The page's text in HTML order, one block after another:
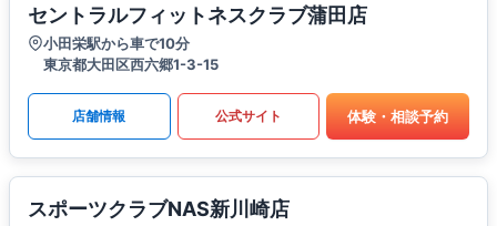
セントラルフィットネスクラブ蒲田店
小田栄駅から車で10分
東京都大田区西六郷1-3-15
店舗情報 公式サイト 体験・相談予約
スポーツクラブNAS新川崎店